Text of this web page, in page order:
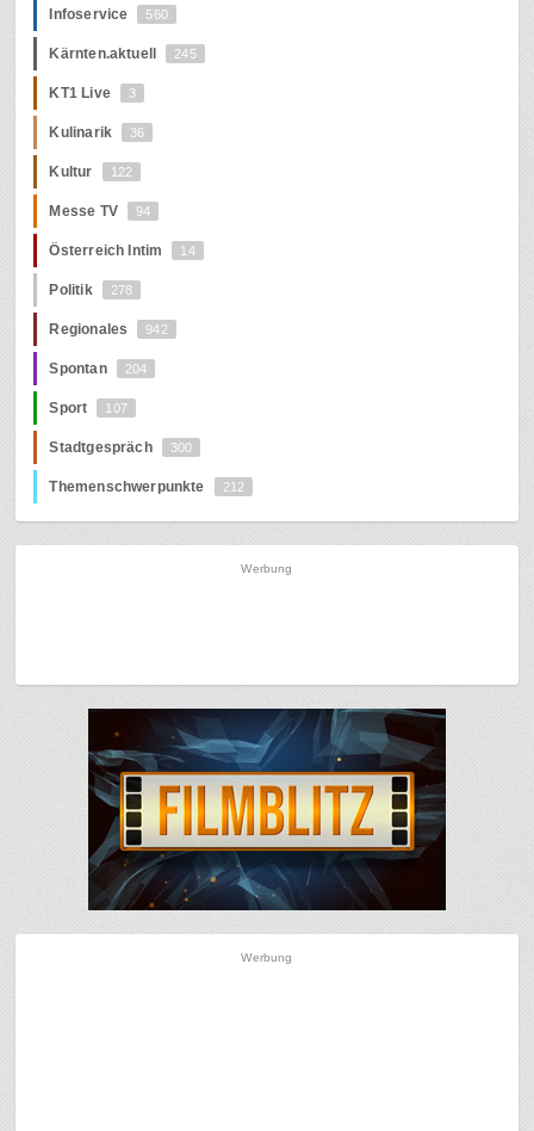
Infoservice 560
Kärnten.aktuell 245
KT1 Live 3
Kulinarik 36
Kultur 122
Messe TV 94
Österreich Intim 14
Politik 278
Regionales 942
Spontan 204
Sport 107
Stadtgespräch 300
Themenschwerpunkte 212
Werbung
Werbung